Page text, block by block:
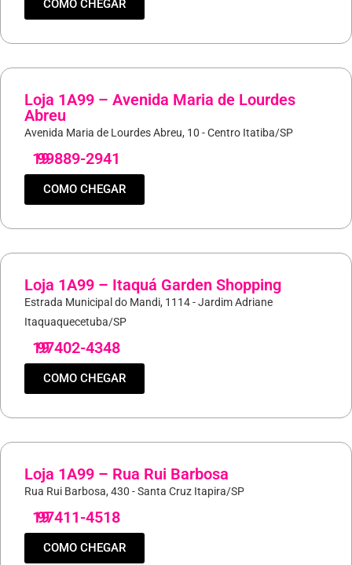
COMO CHEGAR
Loja 1A99 – Avenida Maria de Lourdes
Abreu
Avenida Maria de Lourdes Abreu, 10 - Centro Itatiba/SP
19
99889-2941
COMO CHEGAR
Loja 1A99 – Itaquá Garden Shopping
Estrada Municipal do Mandi, 1114 - Jardim Adriane
Itaquaquecetuba/SP
19
97402-4348
COMO CHEGAR
Loja 1A99 – Rua Rui Barbosa
Rua Rui Barbosa, 430 - Santa Cruz Itapira/SP
19
97411-4518
COMO CHEGAR